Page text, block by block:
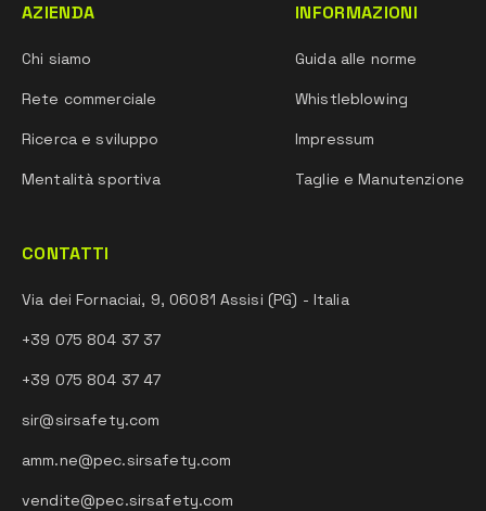
AZIENDA
Chi siamo
Rete commerciale
Ricerca e sviluppo
Mentalità sportiva
INFORMAZIONI
Guida alle norme
Whistleblowing
Impressum
Taglie e Manutenzione
CONTATTI
Via dei Fornaciai, 9, 06081 Assisi (PG) - Italia
+39 075 804 37 37
+39 075 804 37 47
sir@sirsafety.com
amm.ne@pec.sirsafety.com
vendite@pec.sirsafety.com